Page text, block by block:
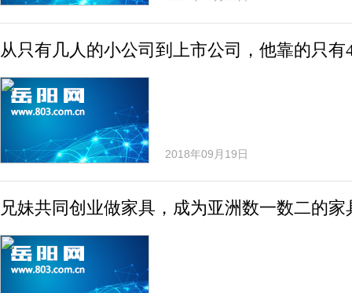
从只有几人的小公司到上市公司，他靠的只有
2018年09月19日
兄妹共同创业做家具，成为亚洲数一数二的家